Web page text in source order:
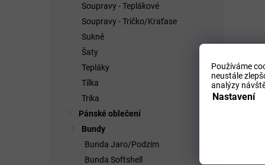
Používáme
neustále
analýzy
Nastavení
Soupravy - Teplákové
Soupravy - Tričko/Kraťase
Sukně
Šaty
Tepláky
Tílka
Trika
Pánské oblečení
Bundy
Bunda Jaro/Podzim
Bunda Softshell